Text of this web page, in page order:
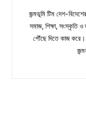
জন্মভূমি টিম দেশ-
সমাজ, শিক্ষা, সংস্কৃতি
পৌঁছে দিতে কাজ করে।